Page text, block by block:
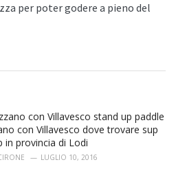
per poter godere a pieno del
con Villavesco stand up paddle
con Villavesco dove trovare sup
in provincia di Lodi
LUGLIO 10, 2016